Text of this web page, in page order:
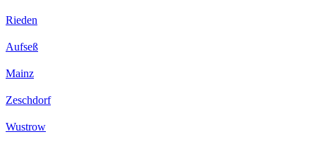
Rieden
Aufseß
Mainz
Zeschdorf
Wustrow